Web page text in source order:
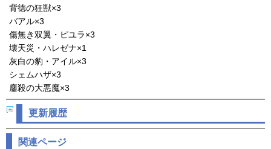
背徳の狂獣×3
バアル×3
傷無き双翼・ピユラ×3
壊天災・ハレゼナ×1
灰白の豹・アイル×3
シェムハザ×3
鏖殺の大悪魔×3
更新履歴
関連ページ